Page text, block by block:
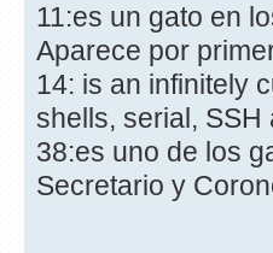
11:es un gato en
Aparece por
14: is an infinitely
shells, serial, SSH
38:es uno de los
Secretario y